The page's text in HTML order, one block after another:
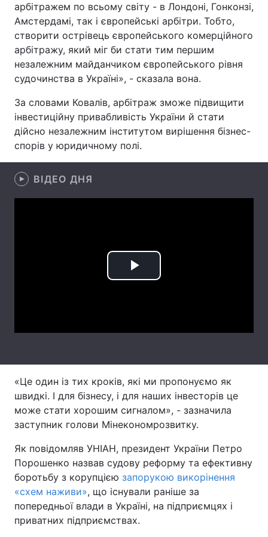
Зброя Інциденти
Здоров'я Туризм
Цікавинки Погода
Лонгріди
Відео з Youtube
Інтерв'ю
Тема оформлення
арбітражем по всьому світу - в Лондоні, Гонконзі,
Амстердамі, так і європейські арбітри. Тобто,
створити острівець європейського комерційного
арбітражу, який міг би стати тим першим
незалежним майданчиком європейського рівня
судочинства в Україні», - сказала вона.
За словами Ковалів, арбітраж зможе підвищити
інвестиційну привабливість України й стати
дійсно незалежним інститутом вирішення бізнес-
спорів у юридичному полі.
ВІДЕО ДНЯ
Play
«Це один із тих кроків, які ми пропонуємо як
швидкі. І для бізнесу, і для наших інвесторів це
може стати хорошим сигналом», - зазначила
заступник голови Мінекономрозвитку.
Як повідомляв УНІАН, президент України Петро
Порошенко назвав судову реформу та ефективну
боротьбу з корупцією запорукою викорінення
«схем наживи», що існували раніше за
попередньої влади в Україні, на підприємцях і
приватних підприємствах.